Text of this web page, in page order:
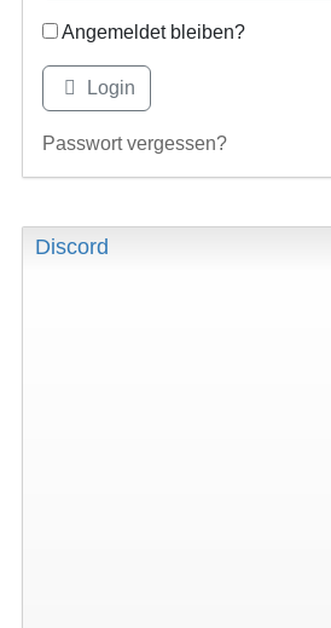
Angemeldet bleiben?
Login
Passwort vergessen?
Discord